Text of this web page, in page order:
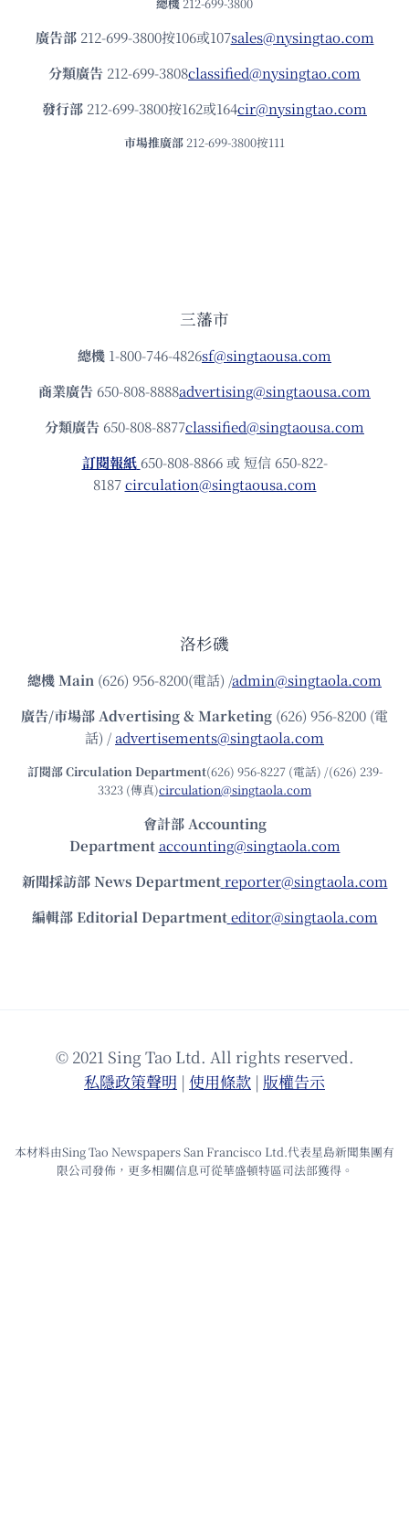
廣告部212-699-3800按106或107sales@nysingtao.com
分類廣告 212-699-3808classified@nysingtao.com
發⾏部 212-699-3800按162或164cir@nysingtao.com
市場推廣部 212-699-3800按111
三藩市
總機 1-800-746-4826sf@singtaousa.com
商業廣告 650-808-8888advertising@singtaousa.com
分類廣告 650-808-8877classified@singtaousa.com
訂閱報紙 650-808-8866 或 短信 650-822-
8187circulation@singtaousa.com
洛杉磯
總機Main (626) 956-8200(電話) /admin@singtaola.com
廣告/市場部Advertising & Marketing (626) 956-8200 (電
話) /advertisements@singtaola.com
訂閱部 Circulation Department(626) 956-8227 (電話) /(626) 239-
3323 (傳真)circulation@singtaola.com
會計部 Accounting
Department accounting@singtaola.com
新聞採訪部 News Department reporter@singtaola.com
編輯部 Editorial Department editor@singtaola.com
© 2021 Sing Tao Ltd. All rights reserved.
私隱政策聲明 | 使⽤條款 | 版權告⽰
本材料由Sing Tao Newspapers San Francisco Ltd.代表星島新聞集團有
限公司發佈，更多相關信息可從華盛頓特區司法部獲得。